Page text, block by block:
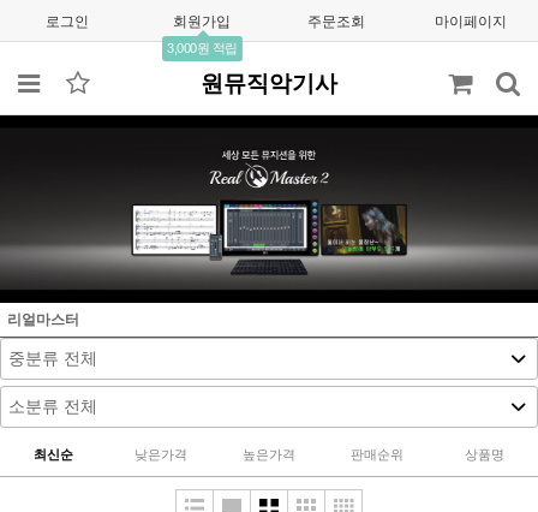
로그인 회원가입
3,000원 적립
주문조회 마이페이지
원뮤직악기사
리얼마스터
최신순 낮은가격 높은가격 판매순위 상품명